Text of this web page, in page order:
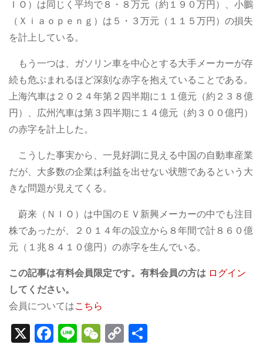
ＩＯ）は同じく平均で８・８万元（約１９０万円）、小鵬
（Ｘｉａｏｐｅｎｇ）は５・３万元（１１５万円）の損失
を計上している。
もう一つは、ガソリン車を中心とする大手メーカーが存
続も危ぶまれるほど深刻な赤字を抱えていることである。
上海汽車は２０２４年第２四半期に１１億元（約２３８億
円）、広州汽車は第３四半期に１４億元（約３００億円）
の赤字を計上した。
こうした事実から、一見好調に見える中国の自動車産業
だが、大多数の企業は利益を出せない状態であるという大
きな問題が見えてくる。
蔚来（ＮＩＯ）は中国のＥＶ新興メーカーの中でも注目
株であったが、２０１４年の設立から８年間で計８６０億
元（１兆８４１０億円）の赤字を生んでいる。
この記事は有料会員限定です。有料会員の方は ログイン
してください。
会員についてはこちら
X F Li W C